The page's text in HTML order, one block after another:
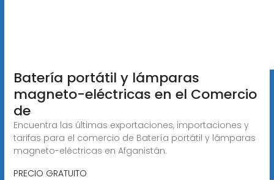
Batería portátil y lámparas
magneto-eléctricas en el Comercio
de
Encuentra las últimas exportaciones, importaciones y
tarifas para el comercio de Batería portátil y lámparas
magneto-eléctricas en Afganistán.
PRECIO GRATUITO